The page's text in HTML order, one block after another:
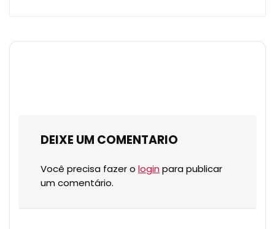
DEIXE UM COMENTARIO
Você precisa fazer o login para publicar
um comentário.